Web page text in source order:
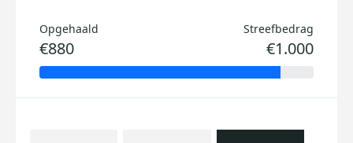
Opgehaald
€880
Streefbedrag
€1.000